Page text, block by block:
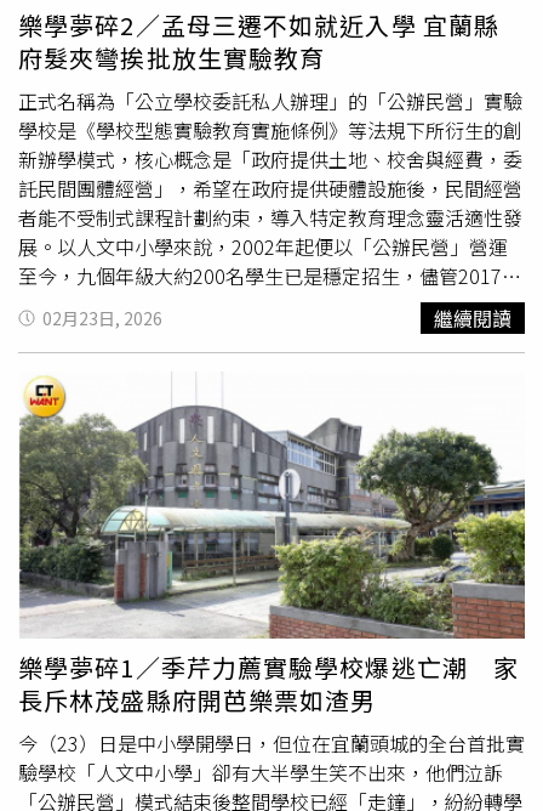
騰認為，在制度運作的同時，也希望教師能盡量相信學生，
理解心理健康問題有時並不容易被外界看見。他指出，學生
缺課不一定代表懶惰，也可能真的正處於心理壓力或情緒低
潮之中，因此希望教師在評價學生時，不要僅因缺課就貼上
「不認真」或「懶惰」的標籤。除了大學之外，目前高中階
段也逐步導入身心調適假制度，因此外界也開始關心，未來
是否會進一步擴展至國中與國小。對此，教育部表示，國教
署目前正參考高中推動身心假的經驗，持續與地方政府、國
中小 校長、教師以及家長團體代表等進行溝通並蒐集意見。
未來仍需在各界逐步凝聚共識後，再審慎評估相關配套措施
的可行性，才會進一步研議推動方式。整體而言，身心調適
假制度的推動，反映出台灣教育體系逐漸重視學生心理健康
的趨勢。然而，在制度理念與實際運作之間，仍存在教師評
分權限、學生請假規範以及公平性等多方面的討論。如何在
維護學生心理健康、尊重教師教學自主與確保學習公平之間
取得平衡，也將是未來教育政策與校園治理持續面對的重要
課題。
鮮乳、整合游泳資源的「台中尚泳」，以及下學年即將實施
的「公立 國中小營養午餐免費」政策。硬體建設上，大台中
與水湳轉運中心將於今年完工；全台最大百貨D-ONE第一大
天地、安藤忠雄在台首座兒童圖書館「童書之森」也如火如
荼興建中，生活品質將全面躍進。此外，致詞中也講述台中
「打破界限」的發展策略。連接大肚與彰化和美的跨橋工程
進度已達82%，不僅便利通勤，更是幸福通道。「台中通
TCPASS」成功跨縣市與南投合作，成為全國唯一完成跨縣
市合作的市政App，展現與鄰近縣市共榮共好的城市大格
局。最後，黃副市長代表盧市長深深感謝所有同仁與市民的
支持。期待大家在新的一年攜手並肩，用愛與責任照顧這座
城市，共同為台中的幸福未來努力。祝福大家平安健康、順
心如意、開工大吉。
樂學夢碎2／孟母三遷不如就近入學 宜蘭縣
府髮夾彎挨批放生實驗教育
正式名稱為「公立學校委託私人辦理」的「公辦民營」實驗
學校是《學校型態實驗教育實施條例》等法規下所衍生的創
新辦學模式，核心概念是「政府提供土地、校舍與經費，委
託民間團體經營」，希望在政府提供硬體設施後，民間經營
者能不受制式課程計劃約束，導入特定教育理念靈活適性發
展。以人文中小學來說，2002年起便以「公辦民營」營運
至今，九個年級大約200名學生已是穩定招生，儘管2017年
約滿重新招標時曾掀起一波「財務自主」角力，不少在地團
體與民代希望改採「公辦公營」納管便於監督，但在藝人王
校內教師、家長力保之下，才推舉校內教師周樂生以自然人
身分再簽了6年「公辦民營」制度，如今再一個6年到了招標
卻屢屢「卡關」，想到8月起將回歸「公辦公營」，為了配
合公部門做事而必須砍掉不少特色活動，學生沮喪而家長也
連連嘆氣。宜蘭縣人文國中小沒有圍牆的校園實屬罕見，校
內自豪課程能讓學生「想要學習」，根本不擔心翻牆翹課。
（圖／方萬民攝）未具名中部教育大學教授對此直指，「公
辦公營」本質仍是政府運營，不可能像「民營」有那麼多彈
性而活躍的趣味活動，甚至平常的課程計畫也必須送縣府
「備查」，雖然老師很用心以「學季」等主題式包裝課程，
但計畫送到縣府後，「你為什麼和別校不一樣」、「抄一抄
出版社計畫不就好了」？一定會受到質疑，最後回歸平庸。
該教授直指，若是縣府收回想「公辦公營」，要再流入民間
經營是難上加難，因為「圖利」大帽子是馬上來，沒有公務
員有必要扛。他具體建議，現在人文中小學家長與縣府沒了
02月23日, 2026 繼續閱讀
樂學夢碎1／季芹力薦實驗學校爆逃亡潮 家
長斥林茂盛縣府開芭樂票如渣男
今（23）日是中小學開學日，但位在宜蘭頭城的全台首批實
驗學校「人文中小學」卻有大半學生笑不出來，他們泣訴
「公辦民營」模式結束後整間學校已經「走鐘」，紛紛轉學